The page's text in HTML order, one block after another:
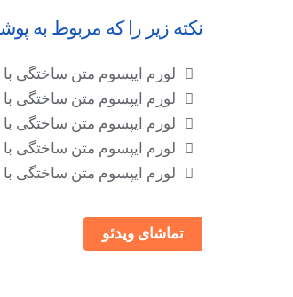
نکته زیر را که مربوط به
لورم ایپسوم متن ساختگی
لورم ایپسوم متن ساختگی
لورم ایپسوم متن ساختگی با
لورم ایپسوم متن ساختگی با
لورم ایپسوم متن ساختگی با
تماشای ویدئو